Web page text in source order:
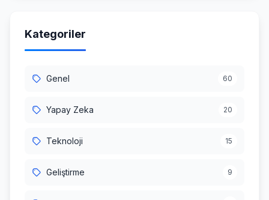
Kategoriler
Genel 60
Yapay Zeka 20
Teknoloji 15
Geliştirme 9